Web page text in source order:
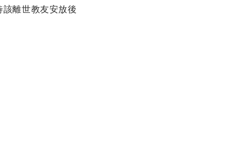
離世教友安放後